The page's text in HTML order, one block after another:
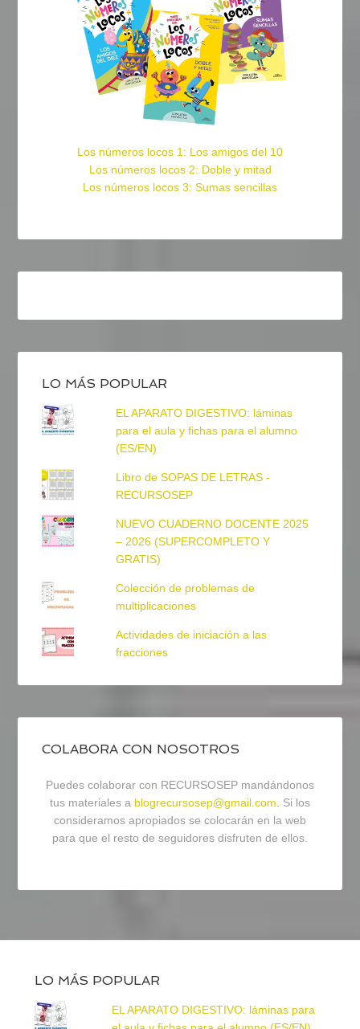
Los números locos 1: Los amigos del 10
Los números locos 2: Doble y mitad
Los números locos 3: Sumas sencillas
LO MÁS POPULAR
EL APARATO DIGESTIVO: láminas
para el aula y fichas para el alumno
(ES/EN)
Libro de SOPAS DE LETRAS -
RECURSOSEP
NUEVO CUADERNO DOCENTE 2025
– 2026 (SUPERCOMPLETO Y
GRATIS)
Colección de problemas de
multiplicaciones
Actividades de iniciación a las
fracciones
COLABORA CON NOSOTROS
Puedes colaborar con RECURSOSEP mandándonos
tus materiales a blogrecursosep@gmail.com . Si los
consideramos apropiados se colocarán en la web
para que el resto de seguidores disfruten de ellos.
LO MÁS POPULAR
EL APARATO DIGESTIVO: láminas para